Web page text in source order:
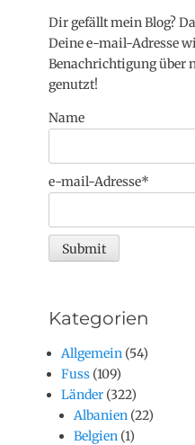
Dir gefällt mein Blog?
Deine e-mail-Adresse
Benachrichtigung über
genutzt!
Name
e-mail-Adresse*
Kategorien
Allgemein (54)
Fuss (109)
Länder (322)
Albanien (22)
Belgien (1)